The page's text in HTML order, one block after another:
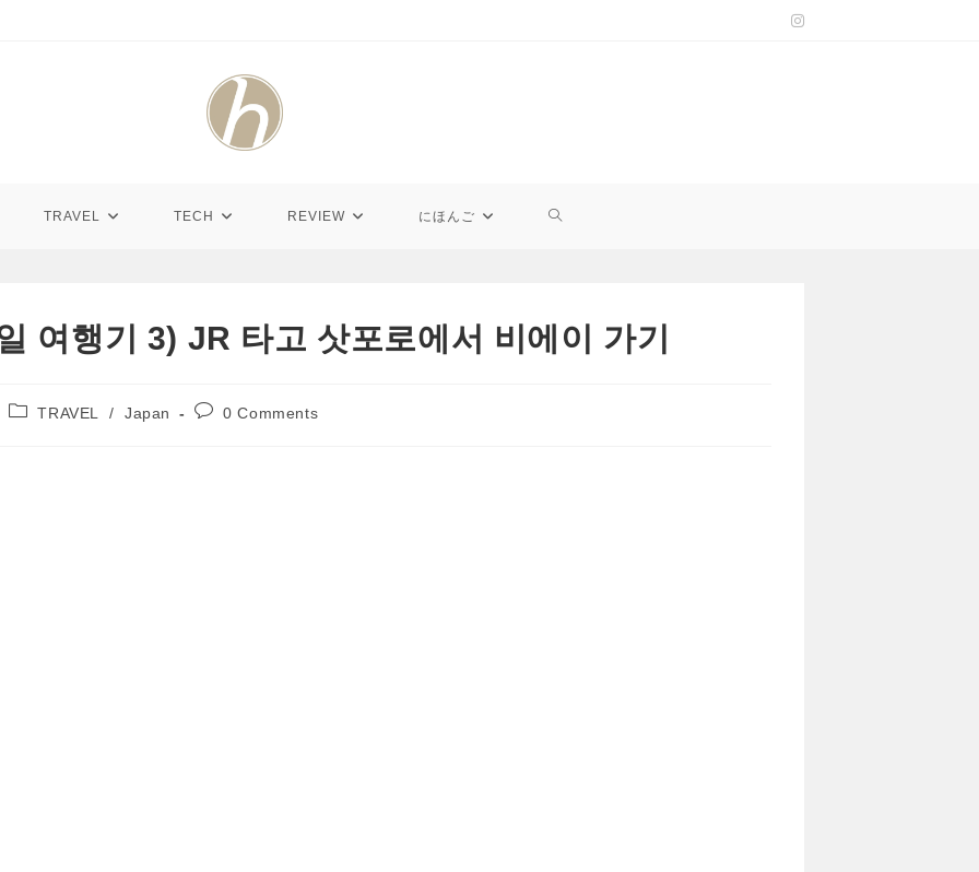
TRAVEL TECH REVIEW にほんご TOGGLE
SEARCH
여행기 3) JR 타고 삿포로에서 비에이 가기
PostTRAVEL / Japan
Post0 Comments